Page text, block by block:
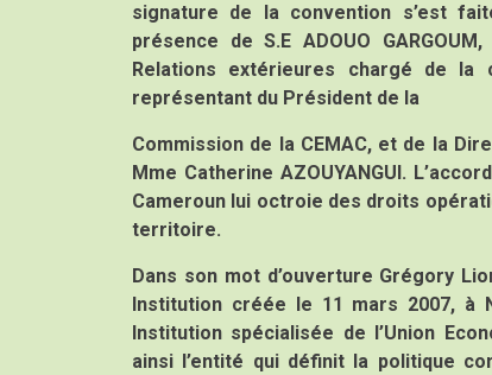
signature de la convention s’est
présence de S.E ADOUO
Relations extérieures chargé de la
représentant du Président de la
Commission de la CEMAC, et de la
Mme Catherine AZOUYANGUI.
Cameroun lui octroie des droits
territoire.
Dans son mot d’ouverture Grégory
Institution créée le 11 mars 2007, à
Institution spécialisée de l’Union
ainsi l’entité qui définit la politique